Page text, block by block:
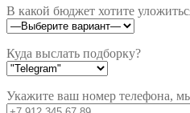
В какой бюджет хотите
Куда выслать подборку?
Укажите ваш номер телефона,